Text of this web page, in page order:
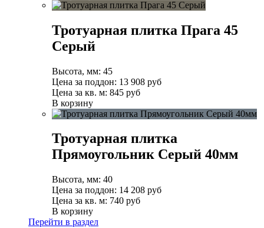
Тротуарная плитка Прага 45
Серый
Высота, мм: 45
Цена за поддон: 13 908 руб
Цена за кв. м: 845 руб
В корзину
Тротуарная плитка
Прямоугольник Серый 40мм
Высота, мм: 40
Цена за поддон: 14 208 руб
Цена за кв. м: 740 руб
В корзину
Перейти в раздел